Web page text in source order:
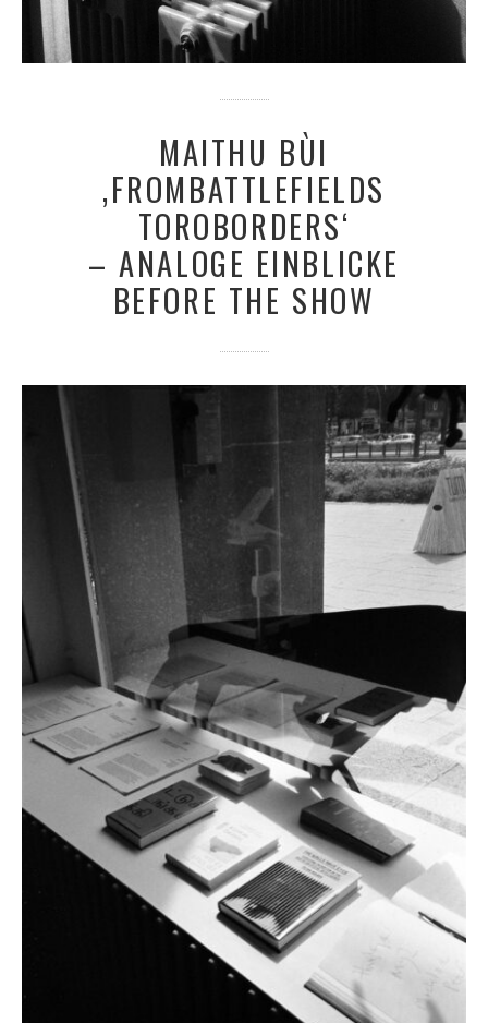
MAITHU BÙI
‚FROMBATTLEFIELDS
TOROBORDERS‘
– ANALOGE EINBLICKE
BEFORE THE SHOW